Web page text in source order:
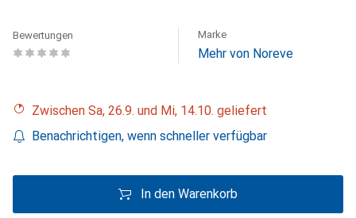
Bewertungen Marke
Mehr von Noreve
Zwischen Sa, 26.9. und Mi, 14.10. geliefert
Benachrichtigen, wenn schneller verfügbar
In den Warenkorb